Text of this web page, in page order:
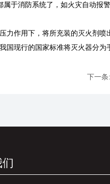
于消防系统了，如火灾自动
力作用下，将所充装的灭火剂
现行的国家标准将灭火器分为
下一条: